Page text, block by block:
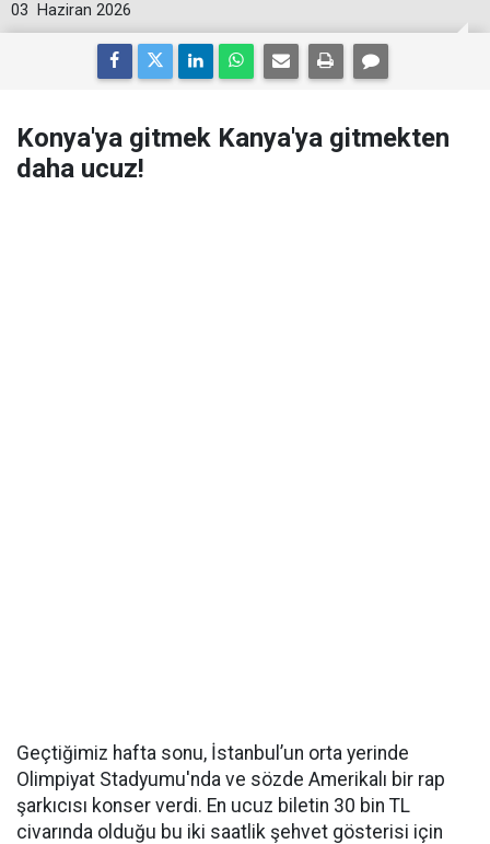
03 Haziran 2026
​Konya'ya gitmek Kanya'ya gitmekten
daha ucuz!
​Geçtiğimiz hafta sonu, İstanbul’un orta yerinde
Olimpiyat Stadyumu'nda ve sözde Amerikalı bir rap
şarkıcısı konser verdi. En ucuz biletin 30 bin TL
civarında olduğu bu iki saatlik şehvet gösterisi için